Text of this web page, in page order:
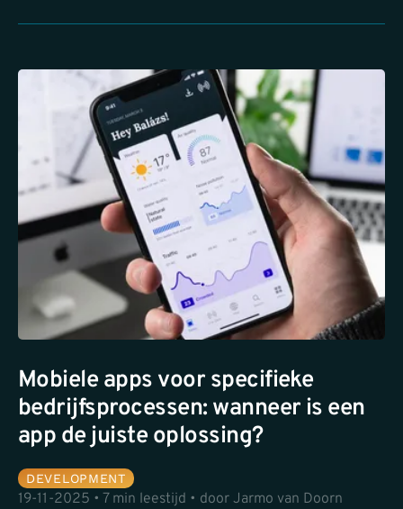
Mobiele apps voor specifieke
bedrijfsprocessen: wanneer is een
app de juiste oplossing?
DEVELOPMENT
19-11-2025 • 7 min leestijd • door Jarmo van Doorn